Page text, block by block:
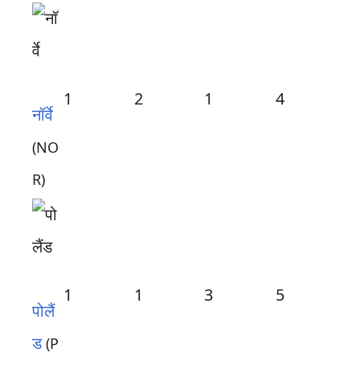
नॉर्वे
(NO
R)
1 2 1 4
पोलैं
ड (P
1 1 3 5